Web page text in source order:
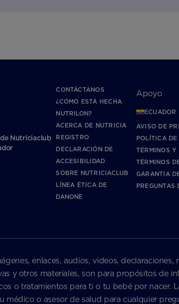
de Nutriciaclub
CONTÁCTANOS
¿CÓMO ESTÁ HECHA
NUTRILON?
ACERCA DE NUTRICIA
REGISTRO
DECLARACIÓN DE
ACCESIBILIDAD
SOBRE NUTRICIACLUB
LÍNEA ÉTICA DE
DANONE
Apoyo
ECUADOR
AVISO DE
POLÍTICA DE
TÉRMINOS Y
TÉRMINOS
GARANTÍA
PREGUNTAS
enlaces, audios, videos, declaraciones,
y otros materiales, son para propósitos de
o tratamientos para ti o tu bebé por nacer.
o asesor de salud para cualquier